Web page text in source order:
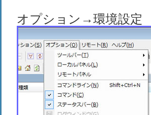
オプション→環境設定